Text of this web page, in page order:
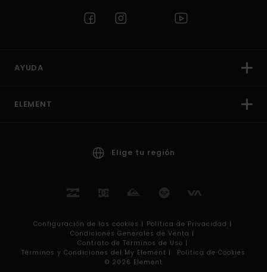
AYUDA
ELEMENT
Elige tu región
Configuración de las cookies | Política de Privacidad |
Condiciones Generales de Venta |
Contrato de Términos de Uso |
Términos y Condiciones del My Element |
Política de Cookies
© 2026 Element